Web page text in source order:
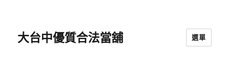
大台中優質合法當舖 選單